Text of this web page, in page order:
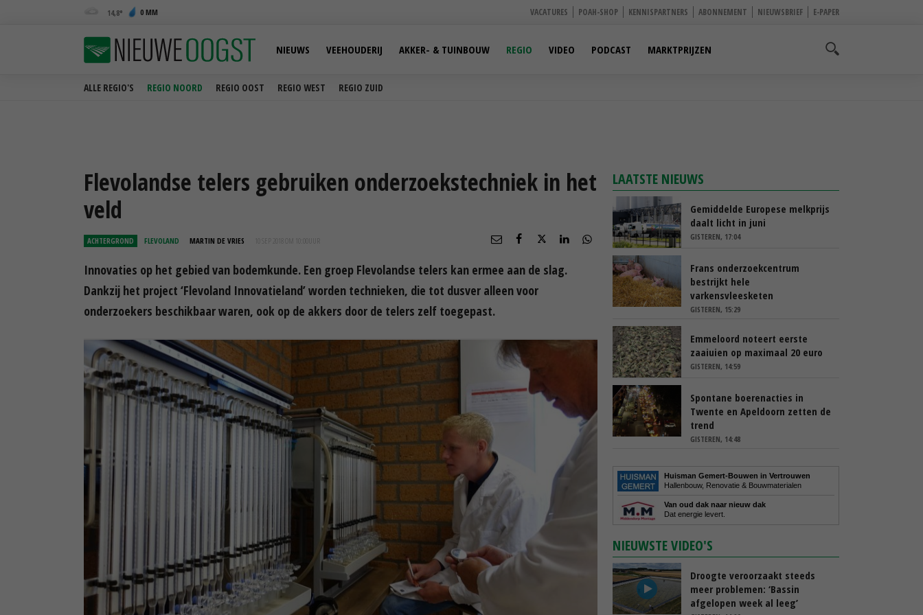
14,8 0 MM VACATURES POAH-SHOP KENNISPARTNERS ABONNEMENT NIEUWSBRIEF E-PAPER
ALLE REGIO'S REGIO NOORD REGIO OOST REGIO WEST REGIO ZUID
NIEUWS VEEHOUDERIJ AKKER- & TUINBOUW REGIO VIDEO PODCAST MARKTPRIJZEN
Flevolandse telers gebruiken onderzoekstechniek in het
veld
ACHTERGROND FLEVOLAND MARTIN DE VRIES 10 SEP 2018 OM 10:00
Innovaties op het gebied van bodemkunde. Een groep Flevolandse telers kan ermee aan de slag.
Dankzij het project ‘Flevoland Innovatieland’ worden technieken, die tot dusver alleen voor
onderzoekers beschikbaar waren, ook op de akkers door de telers zelf toegepast.
LAATSTE NIEUWS
Gemiddelde Europese melkprijs
daalt licht in juni
GISTEREN, 17:04
Frans onderzoekcentrum
bestrijkt hele
varkensvleesketen
GISTEREN, 15:29
Emmeloord noteert eerste
zaaiuien op maximaal 20 euro
GISTEREN, 14:59
Spontane boerenacties in
Twente en Apeldoorn zetten de
trend
GISTEREN, 14:48
Huisman Gemert-Bouwen in Vertrouwen
Hallenbouw, Renovatie & Bouwmaterialen
Van oud dak naar nieuw dak
Dat energie levert.
NIEUWSTE VIDEO'S
Droogte veroorzaakt steeds
meer problemen: ‘Bassin
afgelopen week al leeg’